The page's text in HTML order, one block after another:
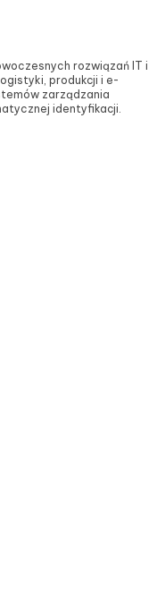
rozwiązań IT i
produkcji i e-
zarządzania
identyfikacji.